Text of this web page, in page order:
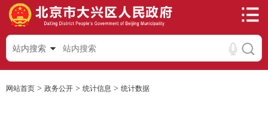
站内搜索
网站首页 > 政务公开 > 统计信息 > 统计数据